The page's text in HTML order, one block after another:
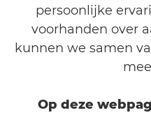
persoonlijke
voorhanden over
kunnen we samen
Op deze